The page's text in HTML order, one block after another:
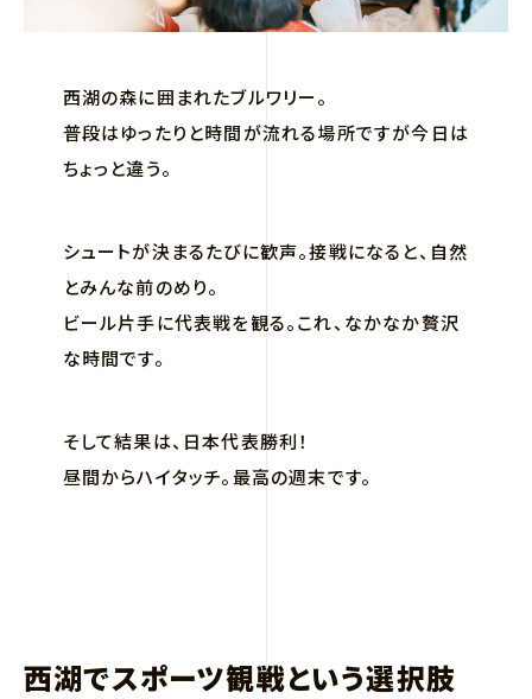
西湖の森に囲まれたブルワリー。
普段はゆったりと時間が流れる場所ですが今日は
ちょっと違う。
シュートが決まるたびに歓声。接戦になると、自然
とみんな前のめり。
ビール片手に代表戦を観る。これ、なかなか贅沢
な時間です。
そして結果は、日本代表勝利！
昼間からハイタッチ。最高の週末です。
西湖でスポーツ観戦という選択肢